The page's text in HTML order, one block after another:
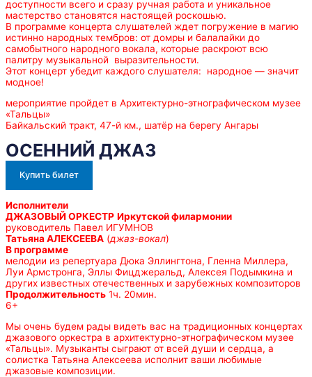
доступности всего и сразу ручная работа и уникальное
мастерство становятся настоящей роскошью.
В программе концерта слушателей ждет погружение в магию
истинно народных тембров: от домры и балалайки до
самобытного народного вокала, которые раскроют всю
палитру музыкальной выразительности.
Этот концерт убедит каждого слушателя: народное — значит
модное!
мероприятие пройдет в Архитектурно-этнографическом музее
«Тальцы»
Байкальский тракт, 47-й км., шатёр на берегу Ангары
ОСЕННИЙ ДЖАЗ
Купить билет
Исполнители
ДЖАЗОВЫЙ ОРКЕСТР Иркутской филармонии
руководитель Павел ИГУМНОВ
Татьяна АЛЕКСЕЕВА (джаз-вокал)
В программе
мелодии из репертуара Дюка Эллингтона, Гленна Миллера,
Луи Армстронга, Эллы Фицджеральд, Алексея Подымкина и
других известных отечественных и зарубежных композиторов
Продолжительность 1ч. 20мин.
6+
Мы очень будем рады видеть вас на традиционных концертах
джазового оркестра в архитектурно-этнографическом музее
«Тальцы». Музыканты сыграют от всей души и сердца, а
солистка Татьяна Алексеева исполнит ваши любимые
джазовые композиции.